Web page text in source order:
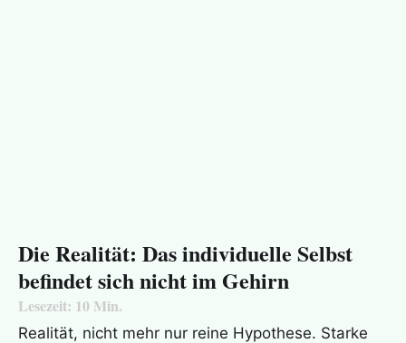
Die Realität: Das individuelle Selbst
befindet sich nicht im Gehirn
Lesezeit: 10 Min.
Realität, nicht mehr nur reine Hypothese. Starke